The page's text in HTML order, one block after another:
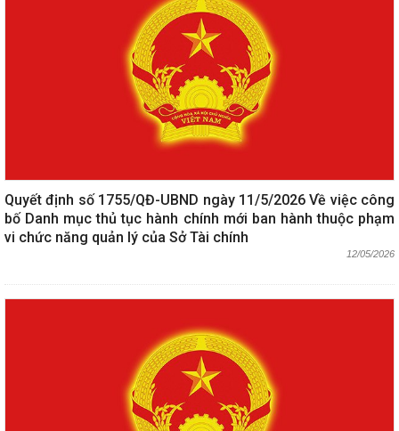
Quyết định số 1755/QĐ-UBND ngày 11/5/2026 Về việc công
bố Danh mục thủ tục hành chính mới ban hành thuộc phạm
vi chức năng quản lý của Sở Tài chính
12/05/2026